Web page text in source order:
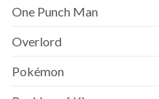
One Punch Man
Overlord
Pokémon